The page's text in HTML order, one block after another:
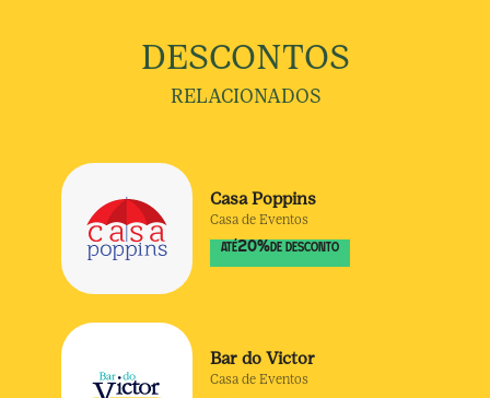
DESCONTOS
RELACIONADOS
Casa Poppins
Casa de Eventos
ATÉ20% DE DESCONTO
Bar do Victor
Casa de Eventos